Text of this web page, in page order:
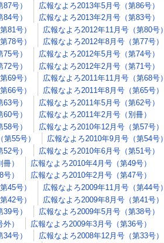
号）
広報なよろ2013年5月号（第86号）
号）
広報なよろ2013年2月号（第83号）
81号）
広報なよろ2012年11月号（第80号）
78号）
広報なよろ2012年8月号（第77号）
号）
広報なよろ2012年5月号（第74号）
号）
広報なよろ2012年2月号（第71号）
69号）
広報なよろ2011年11月号（第68号）
66号）
広報なよろ2011年8月号（第65号）
号）
広報なよろ2011年5月号（第62号）
号）
広報なよろ2011年2月号（別冊）
号）
広報なよろ2010年12月号（第57号）
55号）
広報なよろ2010年9月号（第54号）
号）
広報なよろ2010年6月号（第51号）
）
広報なよろ2010年4月号（第49号）
）
広報なよろ2010年2月号（第47号）
45号）
広報なよろ2009年11月号（第44号）
42号）
広報なよろ2009年8月号（第41号）
号）
広報なよろ2009年5月号（第38号）
）
広報なよろ2009年3月号（第36号）
号）
広報なよろ2008年12月号（第33号）